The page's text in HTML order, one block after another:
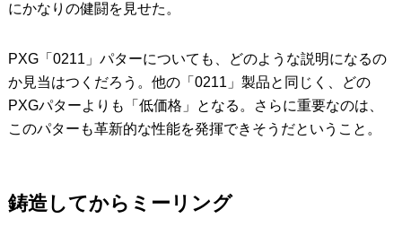
にかなりの健闘を見せた。
PXG「0211」パターについても、どのような説明になるの
か見当はつくだろう。他の「0211」製品と同じく、どの
PXGパターよりも「低価格」となる。さらに重要なのは、
このパターも革新的な性能を発揮できそうだということ。
鋳造してからミーリング